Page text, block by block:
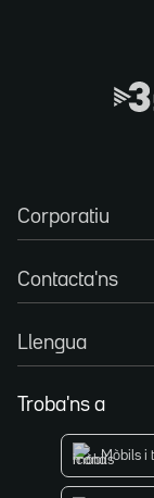
Corporatiu
Contacta'ns
Llengua
Troba'ns a
Mòbils i